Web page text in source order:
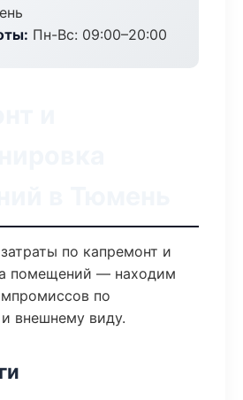
Пн-Вс: 09:00–20:00
по капремонт и
помещений — находим
по
внешнему виду.